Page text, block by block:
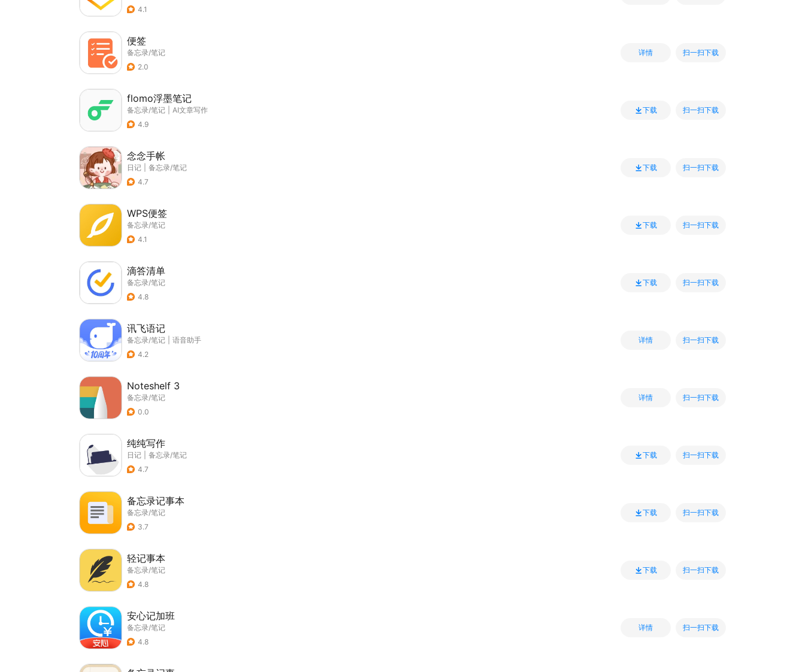
4.1
便签
备忘录/笔记
2.0
详情 扫一扫下载
flomo浮墨笔记
备忘录/笔记
AI文章写作
4.9
下载 扫一扫下载
念念手帐
日记
备忘录/笔记
4.7
下载 扫一扫下载
WPS便签
备忘录/笔记
4.1
下载 扫一扫下载
滴答清单
备忘录/笔记
4.8
下载 扫一扫下载
讯飞语记
备忘录/笔记
语音助手
4.2
详情 扫一扫下载
Noteshelf 3
备忘录/笔记
0.0
详情 扫一扫下载
纯纯写作
日记
备忘录/笔记
4.7
下载 扫一扫下载
备忘录记事本
备忘录/笔记
3.7
下载 扫一扫下载
轻记事本
备忘录/笔记
4.8
下载 扫一扫下载
安心记加班
备忘录/笔记
4.8
详情 扫一扫下载